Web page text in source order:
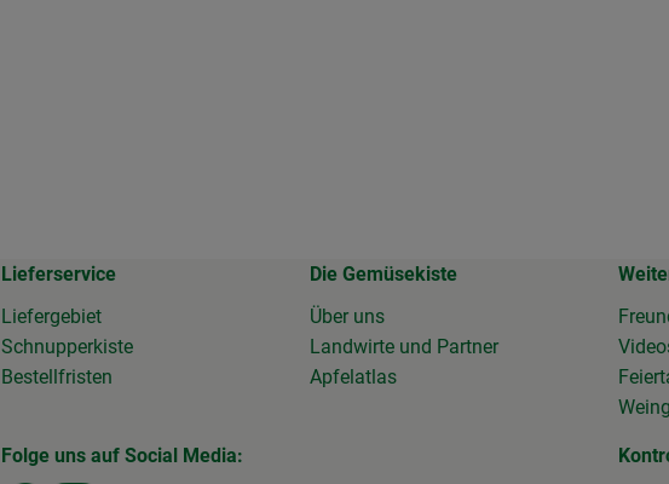
Lieferservice
Liefergebiet
Schnupperkiste
Bestellfristen
Die Gemüsekiste
Über uns
Landwirte und Partner
Apfelatlas
Folge uns auf Social Media: